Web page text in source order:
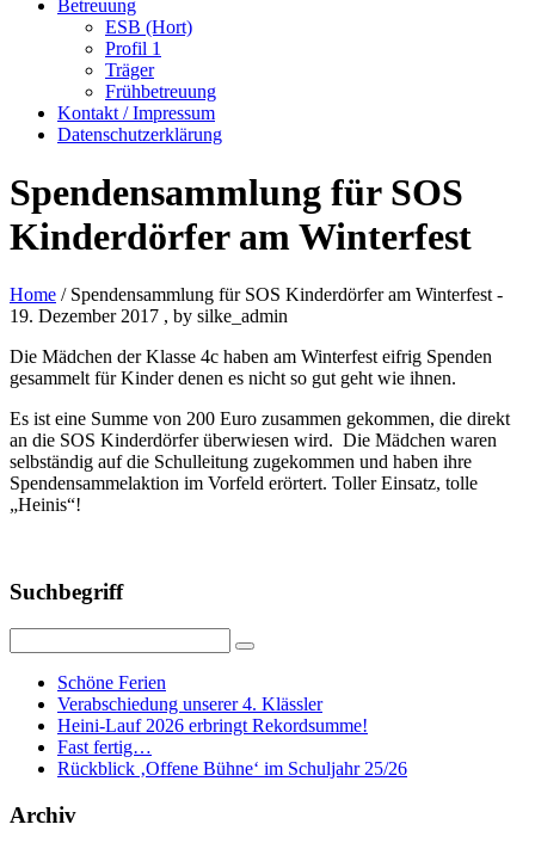
Betreuung
ESB (Hort)
Profil 1
Träger
Frühbetreuung
Kontakt / Impressum
Datenschutzerklärung
Spendensammlung für SOS
Kinderdörfer am Winterfest
Home / Spendensammlung für SOS Kinderdörfer am Winterfest-
19. Dezember 2017 , by silke_admin
Die Mädchen der Klasse 4c haben am Winterfest eifrig Spenden
gesammelt für Kinder denen es nicht so gut geht wie ihnen.
Es ist eine Summe von 200 Euro zusammen gekommen, die direkt
an die SOS Kinderdörfer überwiesen wird. Die Mädchen waren
selbständig auf die Schulleitung zugekommen und haben ihre
Spendensammelaktion im Vorfeld erörtert. Toller Einsatz, tolle
„Heinis“!
Suchbegriff
Schöne Ferien
Verabschiedung unserer 4. Klässler
Heini-Lauf 2026 erbringt Rekordsumme!
Fast fertig…
Rückblick ‚Offene Bühne‘ im Schuljahr 25/26
Archiv